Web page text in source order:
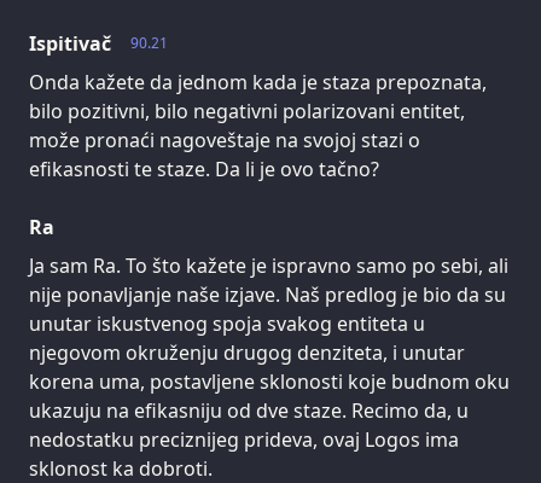
90.21
Ispitivač
Onda kažete da jednom kada je staza prepoznata,
bilo pozitivni, bilo negativni polarizovani entitet,
može pronaći nagoveštaje na svojoj stazi o
efikasnosti te staze. Da li je ovo tačno?
Ra
Ja sam Ra. To što kažete je ispravno samo po sebi, ali
nije ponavljanje naše izjave. Naš predlog je bio da su
unutar iskustvenog spoja svakog entiteta u
njegovom okruženju drugog denziteta, i unutar
korena uma, postavljene sklonosti koje budnom oku
ukazuju na efikasniju od dve staze. Recimo da, u
nedostatku preciznijeg prideva, ovaj Logos ima
sklonost ka dobroti.